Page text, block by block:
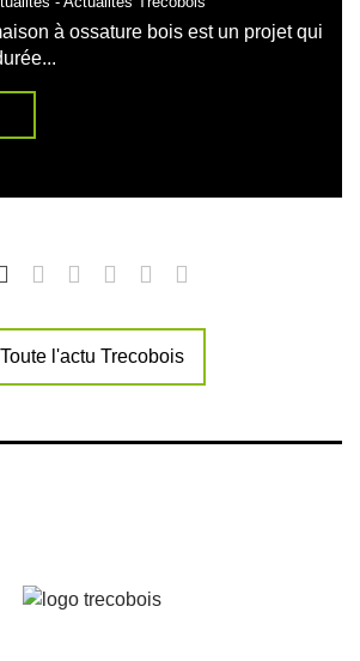
à ossature bois est un projet qui
Toute l'actu Trecobois